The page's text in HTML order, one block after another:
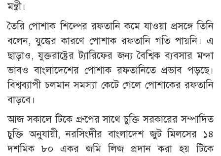
মন্ত্রী।
তৈরি পোশাক শিল্পের রফতানি কমে যাওয়া প্রসঙ্গে তিনি
বলেন, যুদ্ধের কারণে পোশাক রফতানি গতি পায়নি। এ
ছাড়াও, যুক্তরাষ্ট্রের ট্যারিফের জন্য বৈশ্বিক ব্যবসার মন্দা
ভাবও বাংলাদেশের পোশাক রফতানিতে প্রভাব পড়ছে।
বিশ্বব্যাপী চলমান সমস্যা কেটে গেলে পোশাকের রফতানি
বাড়বে।
আজ সকালে টিকে গ্রুপের সাথে চুক্তি সরকারের সম্পাদিত
চুক্তি অনুযায়ী, নরসিংদীর বাংলাদেশ জুট মিলসের ১৪
দশমিক ৮০ একর জমি লিজ প্রদান করা হয় টিকে